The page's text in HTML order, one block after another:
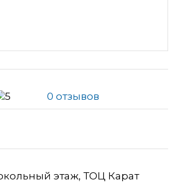
0 отзывов
этаж, ТОЦ Карат